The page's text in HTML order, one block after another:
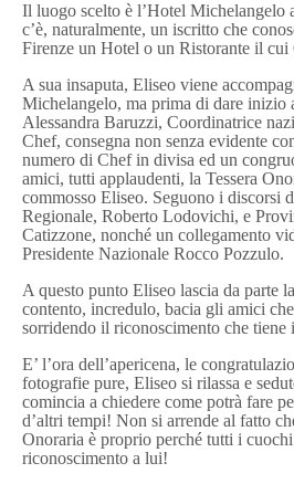
Il luogo scelto è l’Hotel Michelangelo
c’è, naturalmente, un iscritto che
Firenze un Hotel o un Ristorante il cui
A sua insaputa, Eliseo viene
Michelangelo, ma prima di dare inizio
Alessandra Baruzzi, Coordinatrice
Chef, consegna non senza evidente
numero di Chef in divisa ed un
amici, tutti applaudenti, la Tessera
commosso Eliseo. Seguono i discorsi
Regionale, Roberto Lodovichi, e
Catizzone, nonché un collegamento
Presidente Nazionale Rocco Pozzulo.
A questo punto Eliseo lascia da parte
contento, incredulo, bacia gli amici
sorridendo il riconoscimento che tiene
E’ l’ora dell’apericena, le
fotografie pure, Eliseo si rilassa e
comincia a chiedere come potrà fare
d’altri tempi! Non si arrende al fatto
Onoraria è proprio perché tutti i
riconoscimento a lui!